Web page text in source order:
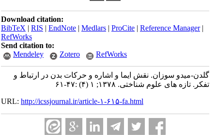
Download citation:
BibTeX|RIS|EndNote|Medlars|ProCite|Reference Manager
RefWorks
Send citation to:
Mendeley
Zotero RefWorks
گلدن-میدو سوزان. نقش ایما و اشاره و حرکات بدن در ارتباط و
تفکر. تازه های علوم شناختی. ۱۳۷۸; ۱ (۴) :۴۷-۶۱
URL:http://icssjournal.ir/article-۱-۶۱۵-fa.html